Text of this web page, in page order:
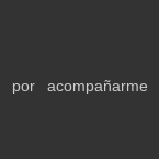
acompañarme